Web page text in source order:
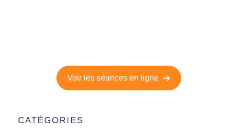
Voir les séances en ligne
CATÉGORIES